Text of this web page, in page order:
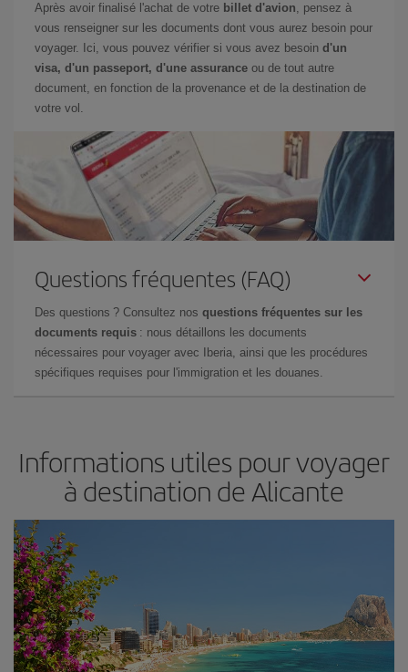
Après avoir finalisé l'achat de votre billet d'avion, pensez à
vous renseigner sur les documents dont vous aurez besoin pour
voyager. Ici, vous pouvez vérifier si vous avez besoin d'un
visa, d'un passeport, d'une assurance ou de tout autre
document, en fonction de la provenance et de la destination de
votre vol.
Questions fréquentes (FAQ)
Des questions ? Consultez nos questions fréquentes sur les
documents requis : nous détaillons les documents
nécessaires pour voyager avec Iberia, ainsi que les procédures
spécifiques requises pour l'immigration et les douanes.
Informations utiles pour voyager
à destination de Alicante